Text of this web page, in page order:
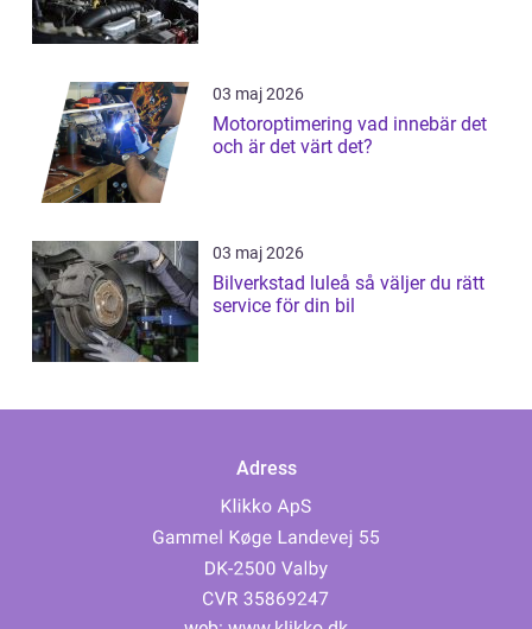
03 maj 2026
Motoroptimering vad innebär det
och är det värt det?
03 maj 2026
Bilverkstad luleå så väljer du rätt
service för din bil
Adress